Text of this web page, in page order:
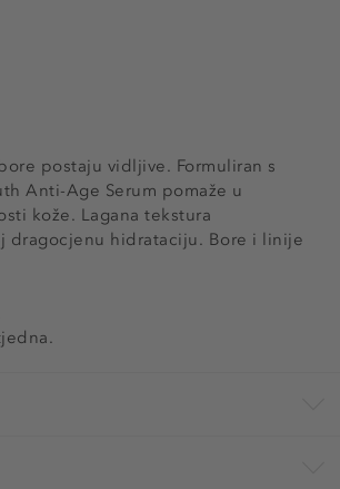
postaju vidljive. Formuliran s
Anti-Age Serum pomaže u
kože. Lagana tekstura
dragocjenu hidrataciju. Bore i linije